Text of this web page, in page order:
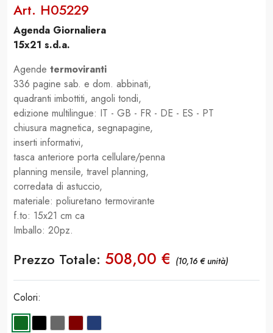
Art. H05229
Agenda Giornaliera
15x21 s.d.a.
Agende termoviranti
336 pagine sab. e dom. abbinati,
quadranti imbottiti, angoli tondi,
edizione multilingue: IT - GB - FR - DE - ES - PT
chiusura magnetica, segnapagine,
inserti informativi,
tasca anteriore porta cellulare/penna
planning mensile, travel planning,
corredata di astuccio,
materiale: poliuretano termovirante
f.to: 15x21 cm ca
Imballo: 20pz.
Prezzo Totale: 508,00 € (10,16 € unità)
Colori: